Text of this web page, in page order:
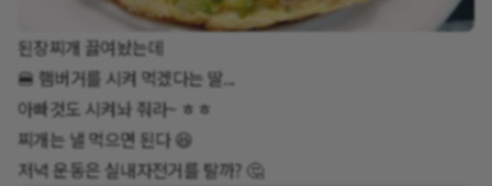
된장찌개 끓여놨는데
🍔 햄버거를 시켜 먹겠다는 딸...
아빠것도 시켜놔 줘라~ ㅎㅎ
찌개는 낼 먹으면 된다 😆
저녁 운동은 실내자전거를 탈까? 🤔